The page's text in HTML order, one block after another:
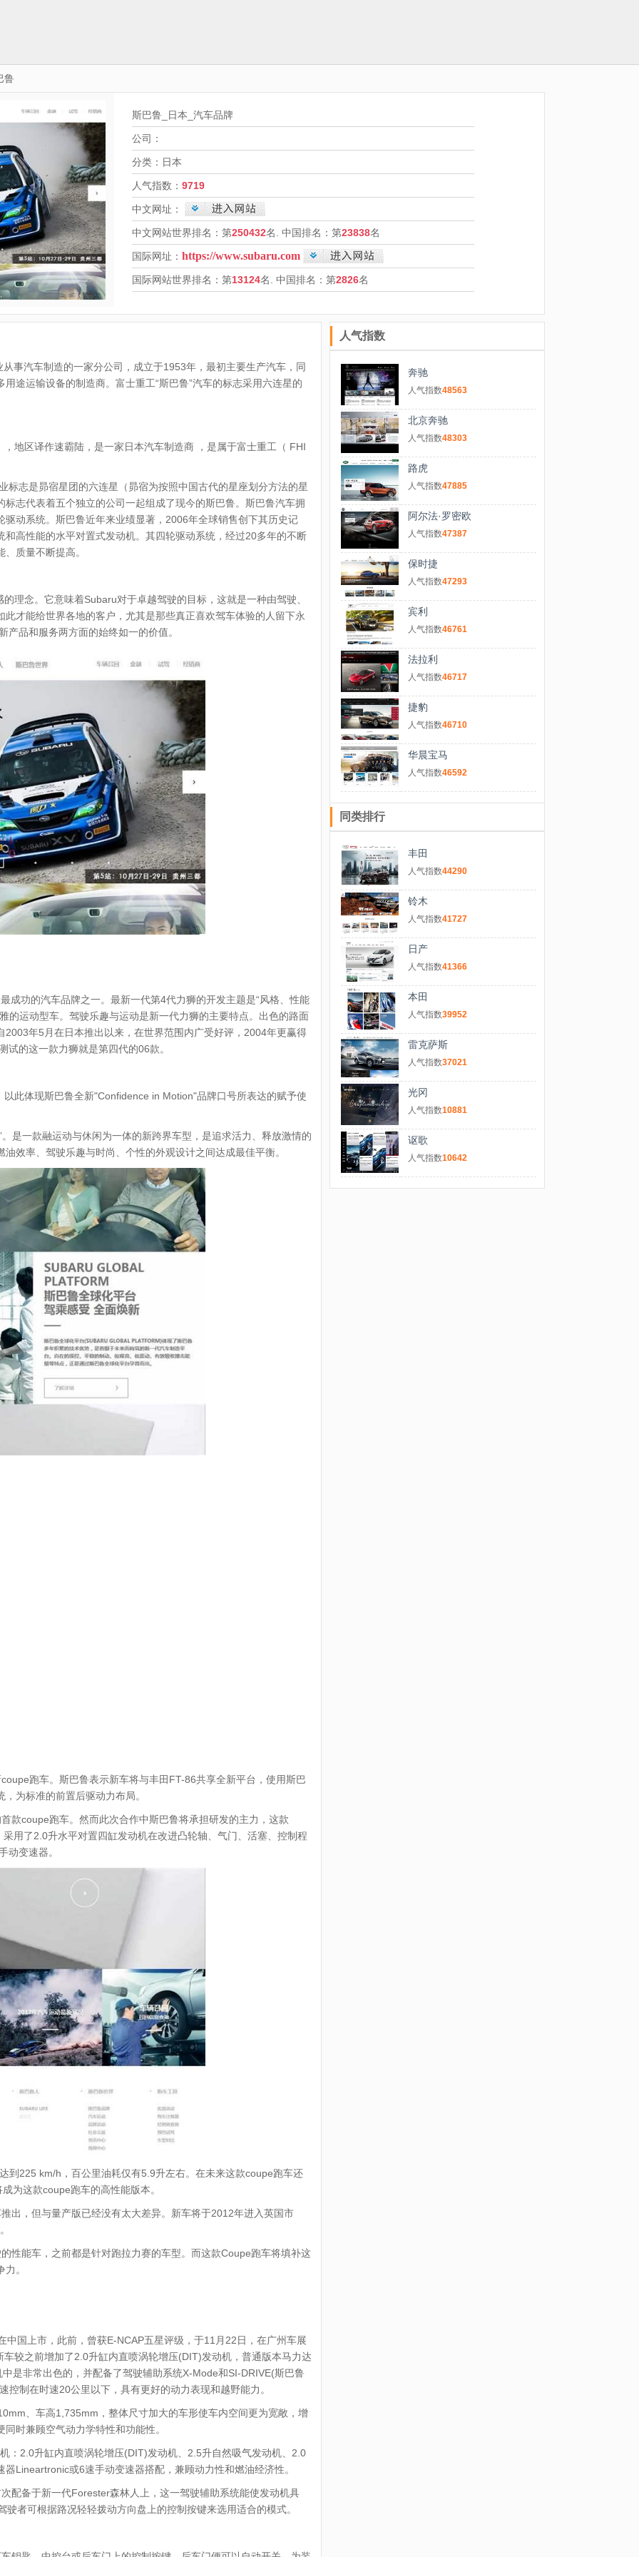
鲁
斯巴鲁_日本_汽车品牌
公司：
分类：日本
人气指数： 9719
中文网址：
中文网站世界排名：第250432名. 中国排名：第23838名
国际网址： https://www.subaru.com
国际网站世界排名：第13124名. 中国排名：第2826名
事汽车制造的一家分公司，成立于1953年，最初主要生产汽车，同
途运输设备的制造商。富士重工“斯巴鲁”汽车的标志采用六连星的
地区译作速霸陆，是一家日本汽车制造商 ，是属于富士重工（ FHI
标志是昴宿星团的六连星（昴宿为按照中国古代的星座划分方法的星
志代表着五个独立的公司一起组成了现今的斯巴鲁。斯巴鲁汽车拥
动系统。斯巴鲁近年来业绩显著，2006年全球销售创下其历史记
高性能的水平对置式发动机。其四轮驱动系统，经过20多年的不断
质量不断提高。
理念。它意味着Subaru对于卓越驾驶的目标，这就是一种由驾驶、
才能给世界各地的客户，尤其是那些真正喜欢驾车体验的人留下永
品和服务两方面的始终如一的价值。
功的汽车品牌之一。最新一代第4代力狮的开发主题是“风格、性能
的运动型车。驾驶乐趣与运动是新一代力狮的主要特点。出色的路面
年5月在日本推出以来，在世界范围内广受好评，2004年更赢得
试的这一款力狮就是第四代的06款。
此体现斯巴鲁全新"Confidence in Motion"品牌口号所表达的赋予使
是一款融运动与休闲为一体的新跨界车型，是追求活力、释放激情的
效率、驾驶乐趣与时尚、个性的外观设计之间达成最佳平衡。
跑车。斯巴鲁表示新车将与丰田FT-86共享全新平台，使用斯巴
为标准的前置后驱动力布局。
款coupe跑车。然而此次合作中斯巴鲁将承担研发的主力，这款
用了2.0升水平对置四缸发动机在改进凸轮轴、气门、活塞、控制程
动变速器。
225 km/h，百公里油耗仅有5.9升左右。在未来这款coupe跑车还
为这款coupe跑车的高性能版本。
出，但与量产版已经没有太大差异。新车将于2012年进入英国市
性能车，之前都是针对跑拉力赛的车型。而这款Coupe跑车将填补这
。
国上市，此前，曾获E-NCAP五星评级，于11月22日，在广州车展
较之前增加了2.0升缸内直喷涡轮增压(DIT)发动机，普通版本马力达
是非常出色的，并配备了驾驶辅助系统X-Mode和SI-DRIVE(斯巴鲁
制在时速20公里以下，具有更好的动力表现和越野能力。
、车高1,735mm，整体尺寸加大的车形使车内空间更为宽敞，增
时兼顾空气动力学特性和功能性。
2.0升缸内直喷涡轮增压(DIT)发动机、2.5升自然吸气发动机、2.0
Lineartronic或6速手动变速器搭配，兼顾动力性和燃油经济性。
配备于新一代Forester森林人上，这一驾驶辅助系统能使发动机具
驶者可根据路况轻轻拨动方向盘上的控制按键来选用适合的模式。
人气指数
奔驰
人气指数48563
北京奔驰
人气指数48303
路虎
人气指数47885
阿尔法·罗密欧
人气指数47387
保时捷
人气指数47293
宾利
人气指数46761
法拉利
人气指数46717
捷豹
人气指数46710
华晨宝马
人气指数46592
同类排行
丰田
人气指数44290
铃木
人气指数41727
日产
人气指数41366
本田
人气指数39952
雷克萨斯
人气指数37021
光冈
人气指数10881
讴歌
人气指数10642